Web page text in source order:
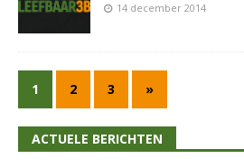
14 december 2014
1 2 3 »
ACTUELE BERICHTEN